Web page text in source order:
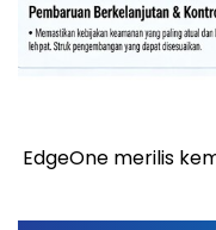
EdgeOne merilis